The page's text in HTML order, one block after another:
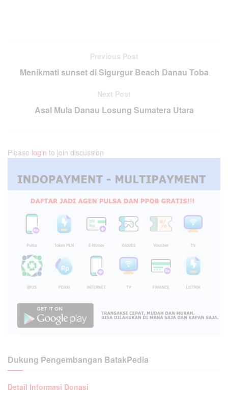
Previous Post
Menikmati sunset di Sigurgur Beach Danau Toba
Next Post
Asal Mula Danau Losung Sumatera Utara
Please login to join discussion
Dukung Pengembangan BatakPedia
Detail Informasi Donasi